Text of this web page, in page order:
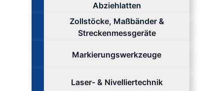
Abziehlatten
Zollstöcke, Maßbänder &
Streckenmessgeräte
Markierungswerkzeuge
Laser- & Nivelliertechnik